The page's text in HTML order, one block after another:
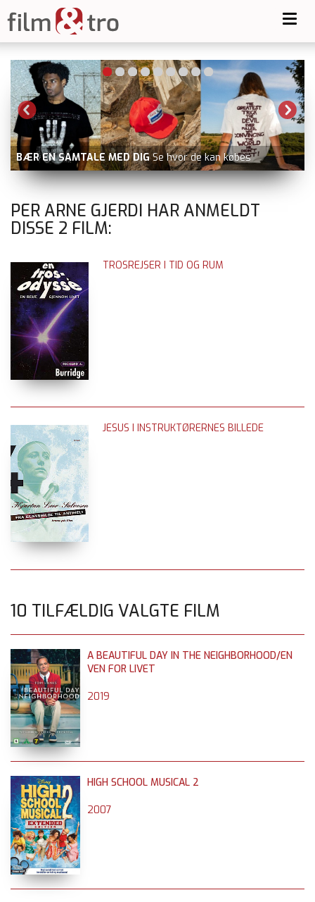
BÆR EN SAMTALE MED DIG Se hvor de kan købes
PER ARNE GJERDI HAR ANMELDT
DISSE 2 FILM:
TROSREJSER I TID OG RUM
JESUS I INSTRUKTØRERNES BILLEDE
10 TILFÆLDIG VALGTE FILM
A BEAUTIFUL DAY IN THE NEIGHBORHOOD/EN
VEN FOR LIVET
2019
HIGH SCHOOL MUSICAL 2
2007